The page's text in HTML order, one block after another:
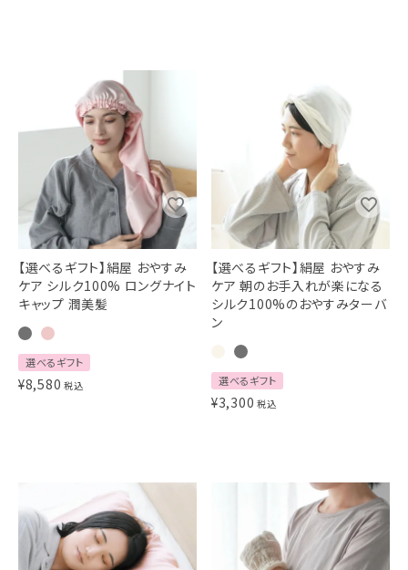
【選べるギフト】絹屋 おやすみ
ケア シルク100% ロングナイト
キャップ 潤美髪
選べるギフト
¥8,580 税込
【選べるギフト】絹屋 おやすみ
ケア 朝のお手入れが楽になる
シルク100%のおやすみターバ
ン
選べるギフト
¥3,300 税込